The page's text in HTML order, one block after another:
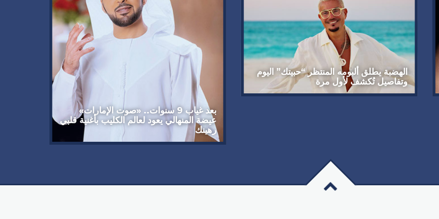
بعد غياب 9 سنوات.. «صوت الإمارات»
عيضة المنهالي يعود لعالم الكليب بأغنية قلبي
رهينك
الهضبة يطلق ألبومه المنتظر “حبيتك” اليوم
وتفاصيل تُكشف لأول مرة